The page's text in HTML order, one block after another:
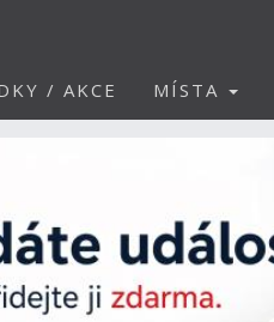
/ AKCE MÍSTA